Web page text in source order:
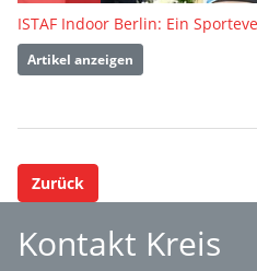
ISTAF Indoor Berlin: Ein
Artikel anzeigen
Zurück
Kontakt Kreis